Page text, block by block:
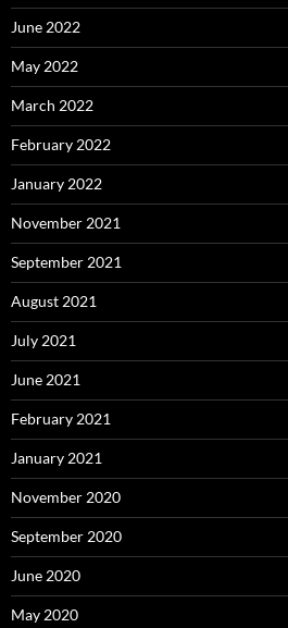
June 2022
May 2022
March 2022
February 2022
January 2022
November 2021
September 2021
August 2021
July 2021
June 2021
February 2021
January 2021
November 2020
September 2020
June 2020
May 2020